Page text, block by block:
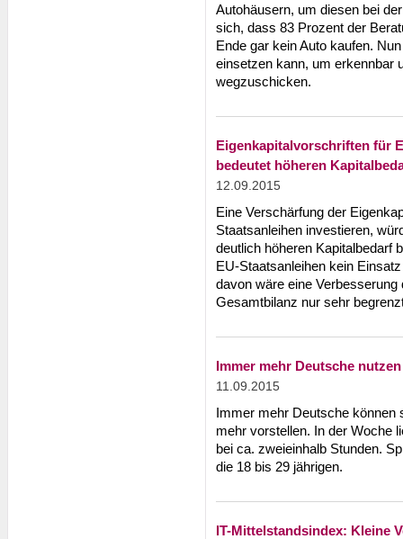
Autohäusern, um diesen bei
sich, dass 83 Prozent der
Ende gar kein Auto kaufen.
einsetzen kann, um erkennbar
wegzuschicken.
Eigenkapitalvorschriften für
bedeutet höheren
12.09.2015
Eine Verschärfung der
Staatsanleihen investieren,
deutlich höheren Kapitalbedarf
EU-Staatsanleihen kein
davon wäre eine
Gesamtbilanz nur sehr
Immer mehr Deutsche
11.09.2015
Immer mehr Deutsche können
mehr vorstellen. In der Woche
bei ca. zweieinhalb Stunden.
die 18 bis 29 jährigen.
IT-Mittelstandsindex: Kleine